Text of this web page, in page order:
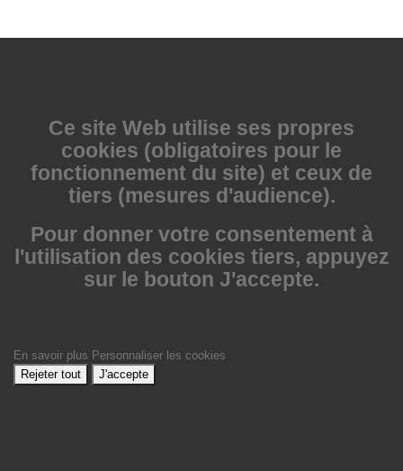
Ce site Web utilise ses propres
cookies (obligatoires pour le
fonctionnement du site) et ceux de
tiers (mesures d'audience).
Pour donner votre consentement à
l'utilisation des cookies tiers, appuyez
sur le bouton J'accepte.
En savoir plus Personnaliser les cookies
Rejeter tout
J'accepte